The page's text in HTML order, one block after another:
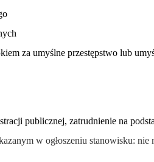
za umyślne przestępstwo lub
publicznej, zatrudnienie na
w ogłoszeniu stanowisku: nie